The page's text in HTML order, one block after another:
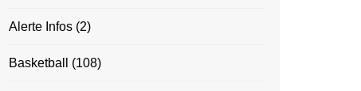
Alerte Infos (2)
Basketball (108)